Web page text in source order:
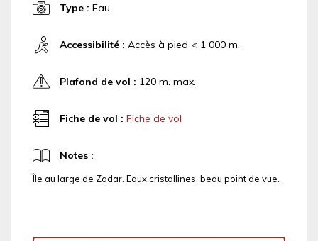
Type : Eau
Accessibilité : Accès à pied < 1 000 m.
Plafond de vol : 120 m. max.
Fiche de vol : Fiche de vol
Notes :
Île au large de Zadar. Eaux cristallines, beau point de vue.